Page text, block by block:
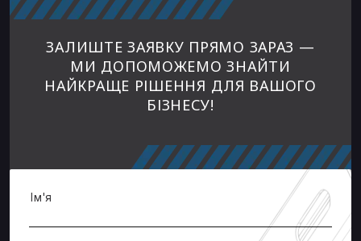
ЗАЛИШТЕ ЗАЯВКУ ПРЯМО ЗАРАЗ —
МИ ДОПОМОЖЕМО ЗНАЙТИ
НАЙКРАЩЕ РІШЕННЯ ДЛЯ ВАШОГО
БІЗНЕСУ!
Ім'я